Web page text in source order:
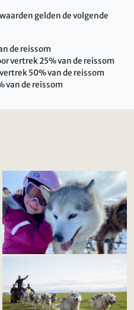
gelden de volgende
de reissom
vertrek 25% van de reissom
50% van de reissom
van de reissom